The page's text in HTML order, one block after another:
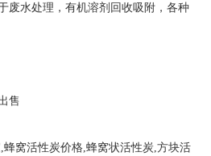
废水处理，有机溶剂回收吸附，各种
售
窝活性炭价格,蜂窝状活性炭,方块活